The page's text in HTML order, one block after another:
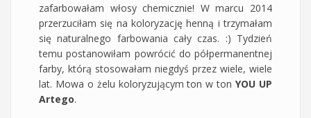
zafarbowałam włosy chemicznie! W marcu 2014
przerzuciłam się na koloryzację henną i trzymałam
się naturalnego farbowania cały czas. :) Tydzień
temu postanowiłam powrócić do półpermanentnej
farby, którą stosowałam niegdyś przez wiele, wiele
lat. Mowa o żelu koloryzującym ton w tonYOU UP
Artego.